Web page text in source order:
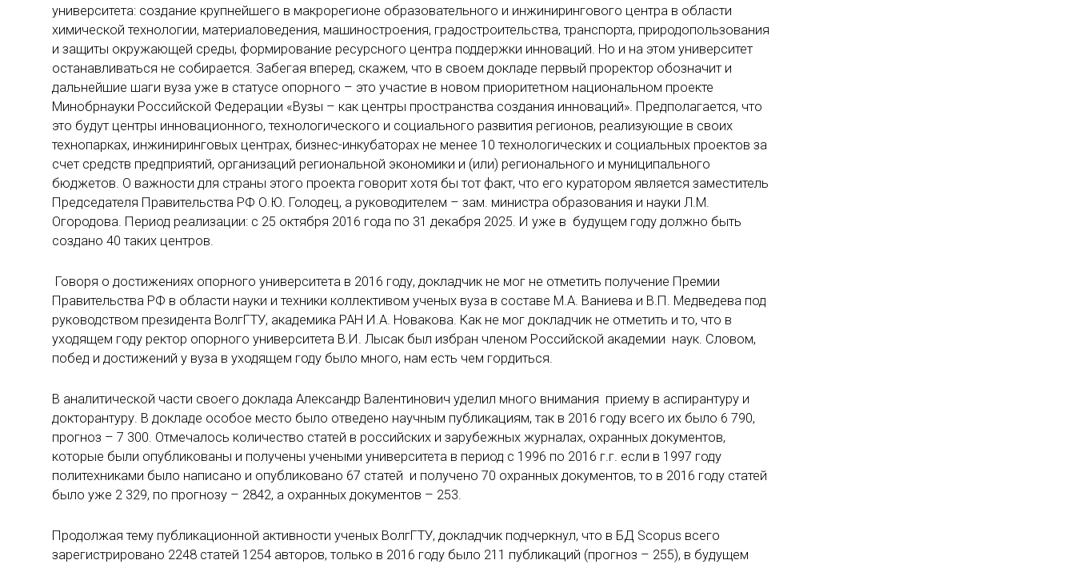
университета: создание крупнейшего в макрорегионе образовательного и инжинирингового центра в области
химической технологии, материаловедения, машиностроения, градостроительства, транспорта, природопользования
и защиты окружающей среды, формирование ресурсного центра поддержки инноваций. Но и на этом университет
останавливаться не собирается. Забегая вперед, скажем, что в своем докладе первый проректор обозначит и
дальнейшие шаги вуза уже в статусе опорного – это участие в новом приоритетном национальном проекте
Минобрнауки Российской Федерации «Вузы – как центры пространства создания инноваций». Предполагается, что
это будут центры инновационного, технологического и социального развития регионов, реализующие в своих
технопарках, инжиниринговых центрах, бизнес-инкубаторах не менее 10 технологических и социальных проектов за
счет средств предприятий, организаций региональной экономики и (или) регионального и муниципального
бюджетов. О важности для страны этого проекта говорит хотя бы тот факт, что его куратором является заместитель
Председателя Правительства РФ О.Ю. Голодец, а руководителем – зам. министра образования и науки Л.М.
Огородова. Период реализации: с 25 октября 2016 года по 31 декабря 2025. И уже в будущем году должно быть
создано 40 таких центров.
Говоря о достижениях опорного университета в 2016 году, докладчик не мог не отметить получение Премии
Правительства РФ в области науки и техники коллективом ученых вуза в составе М.А. Ваниева и В.П. Медведева под
руководством президента ВолгГТУ, академика РАН И.А. Новакова. Как не мог докладчик не отметить и то, что в
уходящем году ректор опорного университета В.И. Лысак был избран членом Российской академии наук. Словом,
побед и достижений у вуза в уходящем году было много, нам есть чем гордиться.
В аналитической части своего доклада Александр Валентинович уделил много внимания приему в аспирантуру и
докторантуру. В докладе особое место было отведено научным публикациям, так в 2016 году всего их было 6 790,
прогноз – 7 300. Отмечалось количество статей в российских и зарубежных журналах, охранных документов,
которые были опубликованы и получены учеными университета в период с 1996 по 2016 г.г. если в 1997 году
политехниками было написано и опубликовано 67 статей и получено 70 охранных документов, то в 2016 году статей
было уже 2 329, по прогнозу – 2842, а охранных документов – 253.
Продолжая тему публикационной активности ученых ВолгГТУ, докладчик подчеркнул, что в БД Scopus всего
зарегистрировано 2248 статей 1254 авторов, только в 2016 году было 211 публикаций (прогноз – 255), в будущем